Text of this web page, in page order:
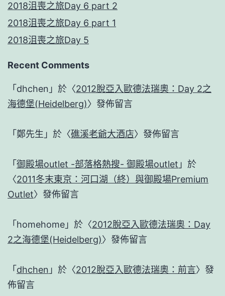
2018沮喪之旅Day 6 part 2
2018沮喪之旅Day 6 part 1
2018沮喪之旅Day 5
Recent Comments
「 dhchen 」於〈2012脫亞入歐德法瑞奧：Day 2之
海德堡(Heidelberg)〉發佈留言
「 鄭先生 」於〈礁溪老爺大酒店〉發佈留言
「 御殿場outlet -部落格熱搜- 御殿場outlet 」於
〈2011冬末東京：河口湖（終）與御殿場Premium
Outlet〉發佈留言
「 homehome 」於〈2012脫亞入歐德法瑞奧：Day
2之海德堡(Heidelberg)〉發佈留言
「 dhchen 」於〈2012脫亞入歐德法瑞奧：前言〉發
佈留言